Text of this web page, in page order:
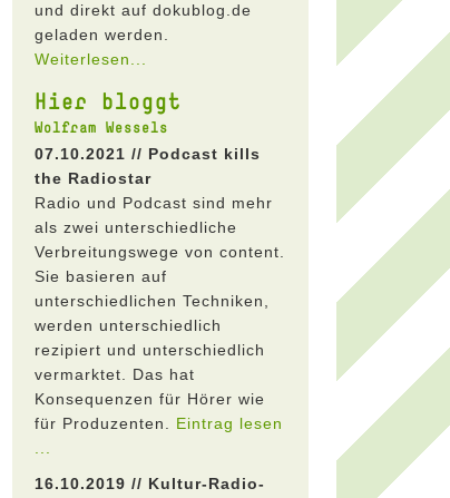
und direkt auf dokublog.de
geladen werden.
Weiterlesen...
Hier bloggt
Wolfram Wessels
07.10.2021 // Podcast kills
the Radiostar
Radio und Podcast sind mehr
als zwei unterschiedliche
Verbreitungswege von content.
Sie basieren auf
unterschiedlichen Techniken,
werden unterschiedlich
rezipiert und unterschiedlich
vermarktet. Das hat
Konsequenzen für Hörer wie
für Produzenten. Eintrag lesen
16.10.2019 // Kultur-Radio-